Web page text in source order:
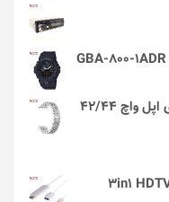
بند طرح Diamond کد i1012 مناسب برای اپل واچ 42/44